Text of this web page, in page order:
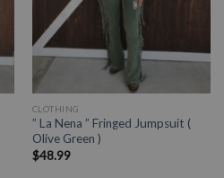
CLOTHING
” La Nena ” Fringed Jumpsuit (
Olive Green )
$48.99